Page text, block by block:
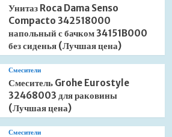
Унитаз Roca Dama Senso
Compacto 342518000
напольный с бачком 34151B000
без сиденья (Лучшая цена)
Смесители
Смеситель Grohe Eurostyle
32468003 для раковины
(Лучшая цена)
Смесители